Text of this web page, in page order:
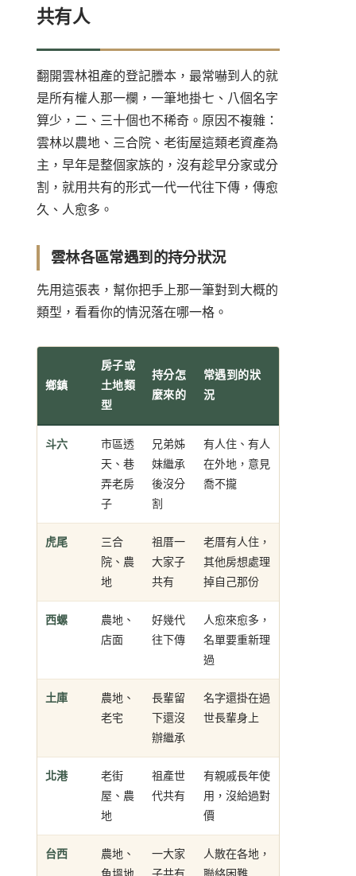
共有人
翻開雲林祖產的登記謄本，最常嚇到人的就
是所有權人那一欄，一筆地掛七、八個名字
算少，二、三十個也不稀奇。原因不複雜：
雲林以農地、三合院、老街屋這類老資產為
主，早年是整個家族的，沒有趁早分家或分
割，就用共有的形式一代一代往下傳，傳愈
久、人愈多。
雲林各區常遇到的持分狀況
先用這張表，幫你把手上那一筆對到大概的
類型，看看你的情況落在哪一格。
鄉鎮
房子或
土地類
型
持分怎
麼來的
常遇到的狀
況
斗六
市區透
天、巷
弄老房
子
兄弟姊
妹繼承
後沒分
割
有人住、有人
在外地，意見
喬不攏
虎尾
三合
院、農
地
祖厝一
大家子
共有
老厝有人住，
其他房想處理
掉自己那份
西螺
農地、
店面
好幾代
往下傳
人愈來愈多，
名單要重新理
過
土庫
農地、
老宅
長輩留
下還沒
辦繼承
名字還掛在過
世長輩身上
北港
老街
屋、農
地
祖產世
代共有
有親戚長年使
用，沒給過對
價
台西
農地、
一大家
人散在各地，